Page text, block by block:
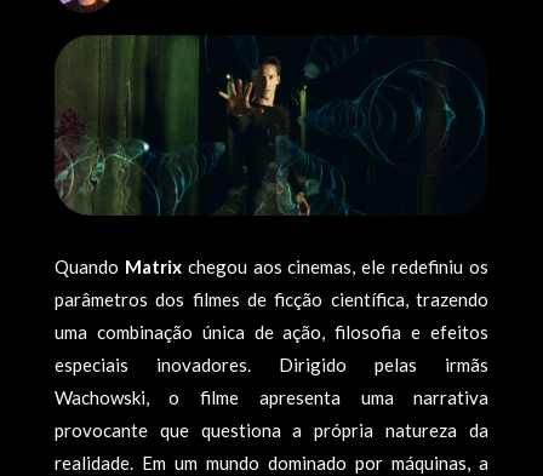
Quando Matrixchegou aos cinemas, ele redefiniu os
parâmetros dos filmes de ficção científica, trazendo
uma combinação única de ação, filosofia e efeitos
especiais inovadores. Dirigido pelas irmãs
Wachowski, o filme apresenta uma narrativa
provocante que questiona a própria natureza da
realidade. Em um mundo dominado por máquinas, a